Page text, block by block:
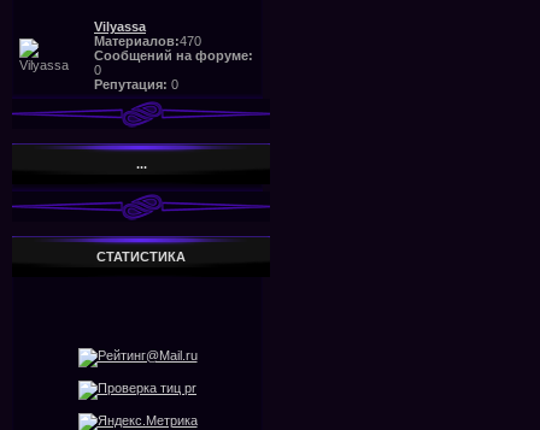
Vilyassa
Материалов:470
Сообщений на форуме:
0
Репутация: 0
...
СТАТИСТИКА